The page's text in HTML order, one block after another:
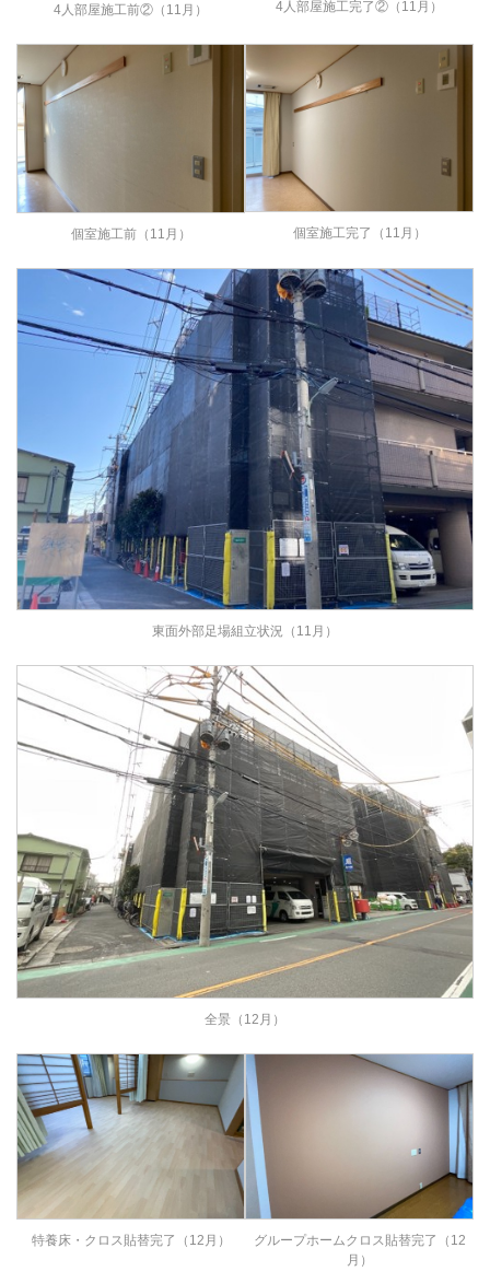
4人部屋施工前②（11月） 4人部屋施工完了②（11月）
個室施工前（11月） 個室施工完了（11月）
東面外部足場組立状況（11月）
全景（12月）
特養床・クロス貼替完了（12月）
グループホームクロス貼替完了（12
月）